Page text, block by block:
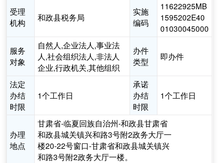
受理
机构
和政县税务局
实施
编码
11622925MB
1595202E40
01030045000
服务
对象
自然人,企业法人,事业法
人,社会组织法人,非法人
企业,行政机关,其他组织
办件
类型
即办件
法定
办结
时限
1个工作日
承诺
办结
时限
1个工作日
办理
地点
甘肃省-临夏回族自治州-和政县甘肃省
和政县城关镇兴和路3号附2政务大厅一
楼20-22号窗口-甘肃省和政县城关镇兴
和路3号附2政务大厅一楼。